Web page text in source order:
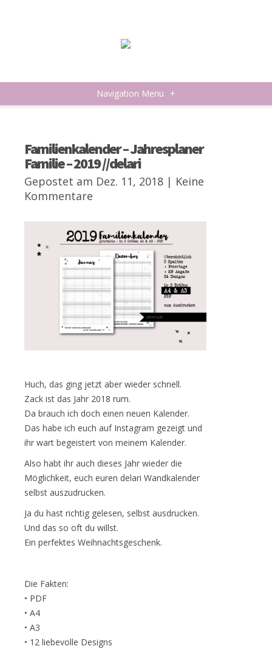
Navigation Menu +
Familienkalender – Jahresplaner
Familie – 2019 //delari
Gepostet am Dez. 11, 2018 | Keine
Kommentare
Huch, das ging jetzt aber wieder schnell.
Zack ist das Jahr 2018 rum.
Da brauch ich doch einen neuen Kalender.
Das habe ich euch auf Instagram gezeigt und
ihr wart begeistert von meinem Kalender.
Also habt ihr auch dieses Jahr wieder die
Möglichkeit, euch euren delari Wandkalender
selbst auszudrucken.
Ja du hast richtig gelesen, selbst ausdrucken.
Und das so oft du willst.
Ein perfektes Weihnachtsgeschenk.
Die Fakten:
• PDF
• A4
• A3
• 12 liebevolle Designs